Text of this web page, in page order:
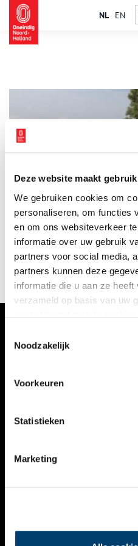
Deze website maakt
We gebruiken cookies om
personaliseren, om functies
en om ons websiteverkeer
informatie over uw gebruik
partners voor social media,
partners kunnen deze
informatie die u aan ze
verzameld op basis van uw
Noodzakelijk
Voorkeuren
Statistieken
Marketing
NL EN
Op een stukje ‘oud land’ in de
Marken-Binnen. Dit fort
de Stelling van Amsterdam en
Markervaart met weg, de
Westwouderpolder en het
verdedigen.
VERHALEN
KALENDER
THEMA’S
VIDEO’S
CONTACT